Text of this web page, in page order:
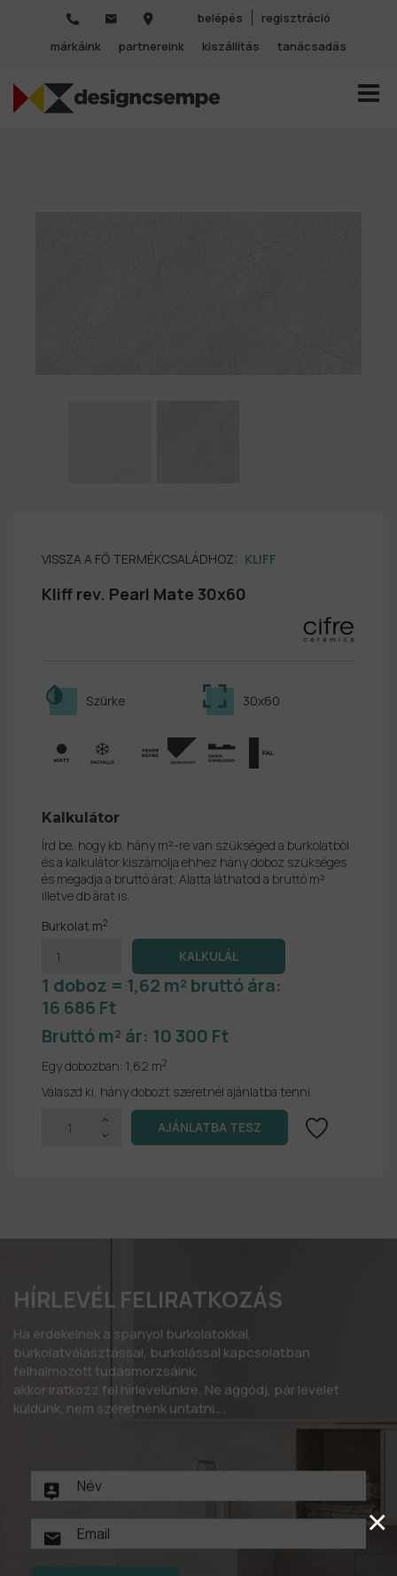
belépés
regisztráció
márkáink
partnereink kiszállítás tanácsadás
VISSZA A FŐ TERMÉKCSALÁDHOZ: KLIFF
Kliff rev. Pearl Mate 30x60
30x60
Szürke
Kalkulátor
Írd be, hogy kb. hány m²-re van szükséged a burkolatból
és a kalkulátor kiszámolja ehhez hány doboz szükséges
és megadja a bruttó árat. Alatta láthatod a bruttó m²
illetve db árat is.
Burkolat m2
1 doboz = 1,62 m² bruttó ára:
16 686 Ft
Bruttó m² ár: 10 300 Ft
Egy dobozban: 1,62 m2
Válaszd ki, hány dobozt szeretnél ajánlatba tenni.
HÍRLEVÉL FELIRATKOZÁS
Ha érdekelnek a spanyol burkolatokkal,
burkolatválasztással, burkolással kapcsolatban
felhalmozott tudásmorzsáink,
akkor iratkozz fel hírlevelünkre. Ne aggódj, pár levelet
küldünk, nem szeretnénk untatni….
×